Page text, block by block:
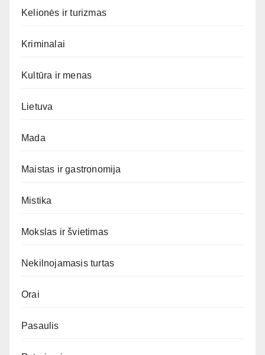
Kelionės ir turizmas
Kriminalai
Kultūra ir menas
Lietuva
Mada
Maistas ir gastronomija
Mistika
Mokslas ir švietimas
Nekilnojamasis turtas
Orai
Pasaulis